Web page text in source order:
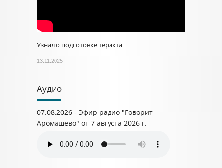
Узнал о подготовке теракта
13.11.2025
Аудио
07.08.2026 - Эфир радио "Говорит
Аромашево" от 7 августа 2026 г.